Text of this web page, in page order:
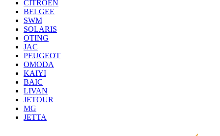
CITROEN
BELGEE
SWM
SOLARIS
OTING
JAC
PEUGEOT
OMODA
KAIYI
BAIC
LIVAN
JETOUR
MG
JETTA